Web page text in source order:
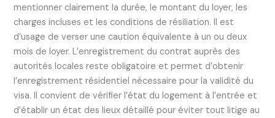
mentionner clairement la durée, le montant du loyer, les
charges incluses et les conditions de résiliation. Il est
d’usage de verser une caution équivalente à un ou deux
mois de loyer. L’enregistrement du contrat auprès des
autorités locales reste obligatoire et permet d’obtenir
l’enregistrement résidentiel nécessaire pour la validité du
visa. Il convient de vérifier l’état du logement à l’entrée et
d’établir un état des lieux détaillé pour éviter tout litige au